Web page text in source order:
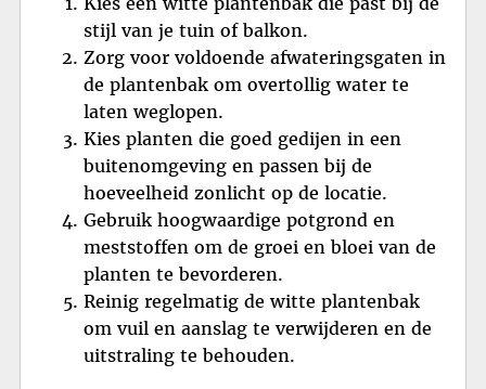
stijl van je tuin of balkon.
Zorg voor voldoende afwateringsgaten in
de plantenbak om overtollig water te
laten weglopen.
Kies planten die goed gedijen in een
buitenomgeving en passen bij de
hoeveelheid zonlicht op de locatie.
Gebruik hoogwaardige potgrond en
meststoffen om de groei en bloei van de
planten te bevorderen.
Reinig regelmatig de witte plantenbak
om vuil en aanslag te verwijderen en de
uitstraling te behouden.